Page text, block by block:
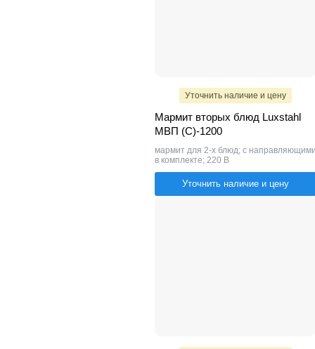
Уточнить наличие и цену
Мармит вторых блюд Luxstahl
МВП (С)-1200
мармит для 2-х блюд; с
в комплекте; 220 В
Уточнить наличие и цену